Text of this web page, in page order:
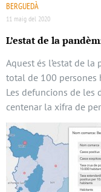
BERGUEDÀ
11 maig del 2020
L’estat de la
Aquest és l’estat de
total de 100 persones
Les defuncions de les
centenar la xifra de